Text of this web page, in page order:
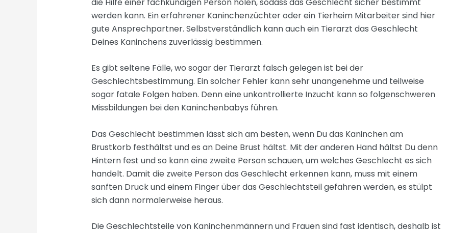
werden kann. Ein erfahrener Kaninchenzüchter oder ein Tierheim Mitarbeiter sind hier
gute Ansprechpartner. Selbstverständlich kann auch ein Tierarzt das Geschlecht
Deines Kaninchens zuverlässig bestimmen.
Es gibt seltene Fälle, wo sogar der Tierarzt falsch gelegen ist bei der
Geschlechtsbestimmung. Ein solcher Fehler kann sehr unangenehme und teilweise
sogar fatale Folgen haben. Denn eine unkontrollierte Inzucht kann so folgenschweren
Missbildungen bei den Kaninchenbabys führen.
Das Geschlecht bestimmen lässt sich am besten, wenn Du das Kaninchen am
Brustkorb festhältst und es an Deine Brust hältst. Mit der anderen Hand hältst Du denn
Hintern fest und so kann eine zweite Person schauen, um welches Geschlecht es sich
handelt. Damit die zweite Person das Geschlecht erkennen kann, muss mit einem
sanften Druck und einem Finger über das Geschlechtsteil gefahren werden, es stülpt
sich dann normalerweise heraus.
Die Geschlechtsteile von Kaninchenmännern und Frauen sind fast identisch, deshalb ist